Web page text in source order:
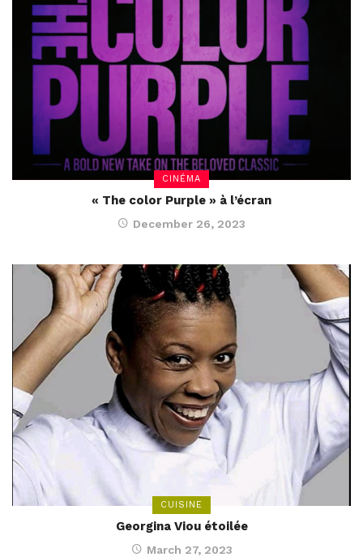
CINÉMA
« The color Purple » à l’écran
December 26, 2023
CUISINE
Georgina Viou étoilée
March 27, 2023